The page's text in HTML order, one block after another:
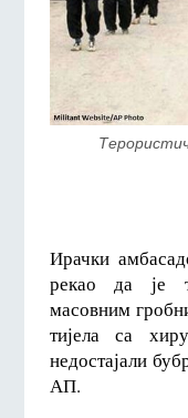
Ирачки
рекао да је
масовним
тијела са
недостајали
АП.